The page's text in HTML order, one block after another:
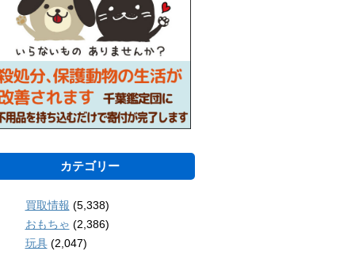
カテゴリー
買取情報 (5,338)
おもちゃ (2,386)
玩具(2,047)